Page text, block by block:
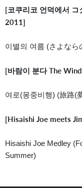
[코쿠리코 언덕에서
2011]
이별의 여름 (さよなら
[바람이 분다 The
여로(몽중비행) (旅路(
[Hisaishi Joe meets
Hisaishi Joe Medley
Summer)